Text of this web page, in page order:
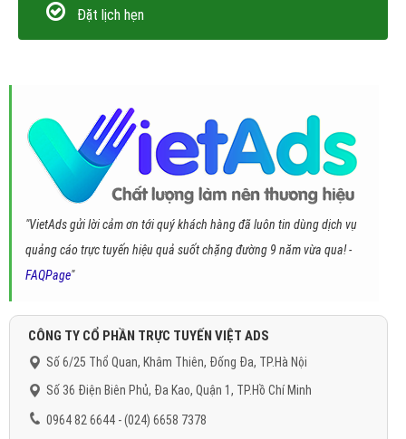
Đặt lịch hẹn
"VietAds gửi lời cảm ơn tới quý khách hàng đã luôn tin dùng dịch vụ
quảng cáo trực tuyến hiệu quả suốt chặng đường 9 năm vừa qua! -
FAQPage"
CÔNG TY CỔ PHẦN TRỰC TUYẾN VIỆT ADS
Số 6/25 Thổ Quan, Khâm Thiên, Đống Đa, TP.Hà Nội
Số 36 Điện Biên Phủ, Đa Kao, Quận 1, TP.Hồ Chí Minh
0964 82 6644 - (024) 6658 7378